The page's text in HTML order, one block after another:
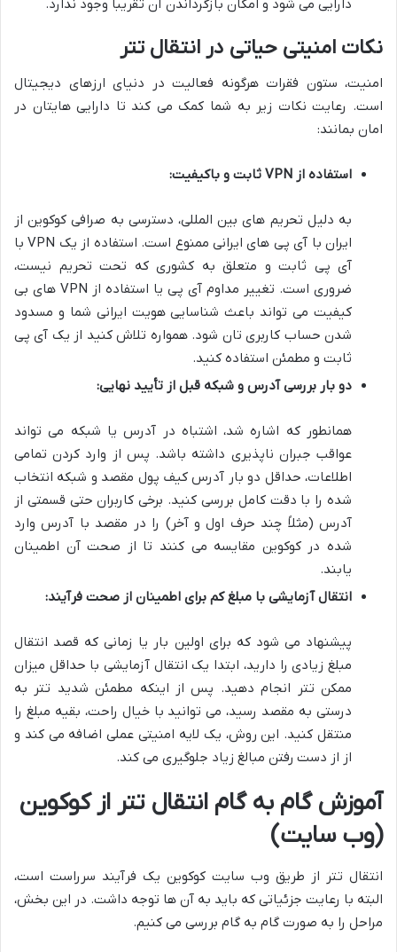
دارایی می شود و امکان بازگرداندن آن تقریباً وجود ندارد.
نکات امنیتی حیاتی در انتقال تتر
امنیت، ستون فقرات هرگونه فعالیت در دنیای ارزهای دیجیتال
است. رعایت نکات زیر به شما کمک می کند تا دارایی هایتان در
امان بمانند:
استفاده از VPN ثابت و باکیفیت:
به دلیل تحریم های بین المللی، دسترسی به صرافی کوکوین از
ایران با آی پی های ایرانی ممنوع است. استفاده از یک VPN با
آی پی ثابت و متعلق به کشوری که تحت تحریم نیست،
ضروری است. تغییر مداوم آی پی یا استفاده از VPN های بی
کیفیت می تواند باعث شناسایی هویت ایرانی شما و مسدود
شدن حساب کاربری تان شود. همواره تلاش کنید از یک آی پی
ثابت و مطمئن استفاده کنید.
دو بار بررسی آدرس و شبکه قبل از تأیید نهایی:
همانطور که اشاره شد، اشتباه در آدرس یا شبکه می تواند
عواقب جبران ناپذیری داشته باشد. پس از وارد کردن تمامی
اطلاعات، حداقل دو بار آدرس کیف پول مقصد و شبکه انتخاب
شده را با دقت کامل بررسی کنید. برخی کاربران حتی قسمتی از
آدرس (مثلاً چند حرف اول و آخر) را در مقصد با آدرس وارد
شده در کوکوین مقایسه می کنند تا از صحت آن اطمینان
یابند.
انتقال آزمایشی با مبلغ کم برای اطمینان از صحت فرآیند:
پیشنهاد می شود که برای اولین بار یا زمانی که قصد انتقال
مبلغ زیادی را دارید، ابتدا یک انتقال آزمایشی با حداقل میزان
ممکن تتر انجام دهید. پس از اینکه مطمئن شدید تتر به
درستی به مقصد رسید، می توانید با خیال راحت، بقیه مبلغ را
منتقل کنید. این روش، یک لایه امنیتی عملی اضافه می کند و
از از دست رفتن مبالغ زیاد جلوگیری می کند.
آموزش گام به گام انتقال تتر از کوکوین
(وب سایت)
انتقال تتر از طریق وب سایت کوکوین یک فرآیند سرراست است،
البته با رعایت جزئیاتی که باید به آن ها توجه داشت. در این بخش،
مراحل را به صورت گام به گام بررسی می کنیم.